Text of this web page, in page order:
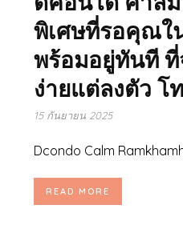
พิเศษที่รอคุณใ
พร้อมอยู่ทันที ที่
ง่ายแต่ลงตัว โท
15 กันยายน 2025
Dcondo Calm
READ MORE